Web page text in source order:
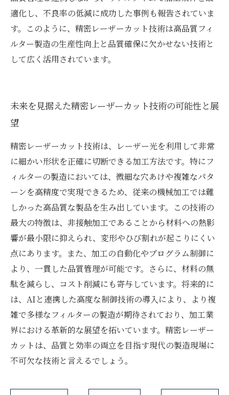
適化し、不良率の低減に成功した事例も報告されていま
す。このように、精密レーザーカット技術は高品質フィ
ルター製造の生産性向上と品質確保に欠かせない技術と
して広く活用されています。
未来を見据えた精密レーザーカット技術の可能性と展
望
精密レーザーカット技術は、レーザー光を利用して非常
に細かい形状を正確に切断できる加工方法です。特にフ
ィルターの製造においては、微細な穴あけや複雑なパタ
ーンを高精度で実現できるため、従来の機械加工では難
しかった高品質な製品を生み出しています。この技術の
最大の特徴は、非接触加工であることから材料への熱影
響が最小限に抑えられ、変形やひび割れが起こりにくい
点にあります。また、加工の自動化やプログラム制御に
より、一貫した品質管理が可能です。さらに、材料の無
駄を減らし、コスト削減にも寄与しています。将来的に
は、AIと連携した高度な制御技術の導入により、より複
雑で多様なフィルターの製造が期待されており、加工業
界における革新的な展望を拓いています。精密レーザー
カットは、品質と効率の両立を目指す現代の製造現場に
不可欠な技術と言えるでしょう。